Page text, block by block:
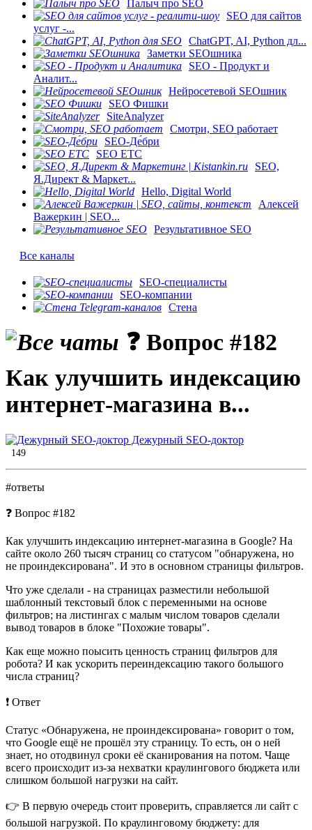
Палыч про SEO
SEO для сайтов
услуг -...
ChatGPT, AI, Python дл...
Заметки SEOшника
SEO - Продукт и
Аналит...
Нейросетевой SEOшник
SEO Фишки
SiteAnalyzer
Смотри, SEO работает
SEO-Де́бри
SEO ETC
SEO,
Я.Директ & Маркет...
Hello, Digital World
Алексей
Важеркин | SEO...
Результативное SEO
Все каналы
SEO-специалисты
SEO-компании
Стена
❓ Вопрос #182
Как улучшить индексацию
интернет-магазина в...
Дежурный SEO-доктор
149
#ответы
❓ Вопрос #182
Как улучшить индексацию интернет-магазина в Google? На
сайте около 260 тысяч страниц со статусом "обнаружена, но
не проиндексирована". И это в основном страницы фильтров.
Что уже сделали - на страницах разместили небольшой
шаблонный текстовый блок с переменными на основе
фильтров; на листингах с малым числом товаров сделали
вывод товаров в блоке "Похожие товары".
Как еще можно поысить ценность страниц фильтров для
робота? И как ускорить переиндексацию такого большого
числа страниц?
❗️ Ответ
Статус «Обнаружена, не проиндексирована» говорит о том,
что Google ещё не прошёл эту страницу. То есть, он о ней
знает, но отодвинул сроки её сканирования на потом. Чаще
всего происходит из-за нехватки краулингового бюджета или
слишком большой нагрузки на сайт.
👉 В первую очередь стоит проверить, справляется ли сайт с
большой нагрузкой. По краулинговому бюджету: для